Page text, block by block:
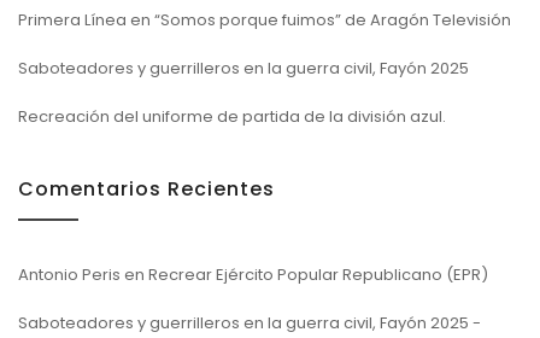
Primera Línea en “Somos porque fuimos” de Aragón Televisión
Saboteadores y guerrilleros en la guerra civil, Fayón 2025
Recreación del uniforme de partida de la división azul.
Comentarios Recientes
Antonio Peris en Recrear Ejército Popular Republicano (EPR)
Saboteadores y guerrilleros en la guerra civil, Fayón 2025 -